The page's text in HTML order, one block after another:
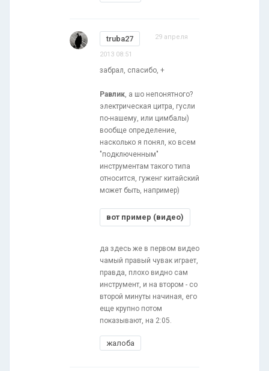
truba27 29 апреля
2013 08:51
забрал, спасибо, +
Равлик, а шо непонятного?
электрическая цитра, гусли
по-нашему, или цимбалы)
вообще определение,
насколько я понял, ко всем
"подключенным"
инструментам такого типа
относится, гуженг китайский
может быть, например)
вот пример (видео)
да здесь же в первом видео
чамый правый чувак играет,
правда, плохо видно сам
инструмент, и на втором - со
второй минуты начиная, его
еще крупно потом
показывают, на 2:05.
жалоба